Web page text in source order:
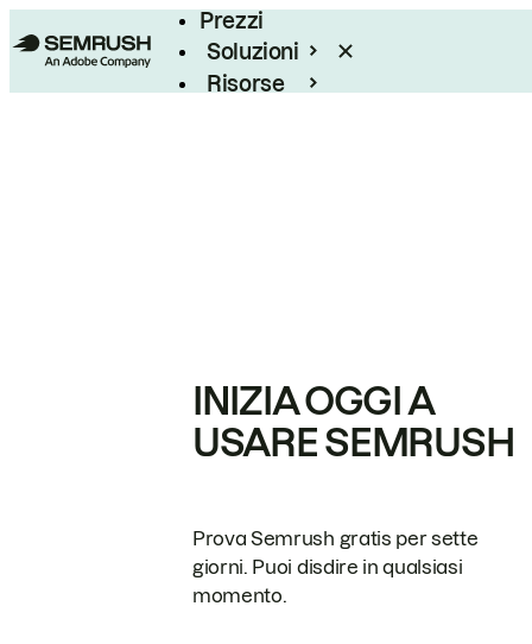
Prezzi
Soluzioni
Risorse
INIZIA OGGI A
USARE SEMRUSH
Prova Semrush gratis per sette
giorni. Puoi disdire in qualsiasi
momento.